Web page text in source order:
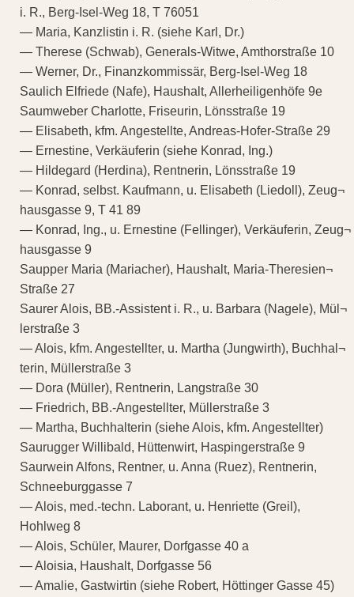
i. R., Berg-Isel-Weg 18, T 76051
— Maria, Kanzlistin i. R. (siehe Karl, Dr.)
— Therese (Schwab), Generals-Witwe, Amthorstraße 10
— Werner, Dr., Finanzkommissär, Berg-Isel-Weg 18
Saulich Elfriede (Nafe), Haushalt, Allerheiligenhöfe 9e
Saumweber Charlotte, Friseurin, Lönsstraße 19
— Elisabeth, kfm. Angestellte, Andreas-Hofer-Straße 29
— Ernestine, Verkäuferin (siehe Konrad, Ing.)
— Hildegard (Herdina), Rentnerin, Lönsstraße 19
— Konrad, selbst. Kaufmann, u. Elisabeth (Liedoll), Zeug¬
hausgasse 9, T 41 89
— Konrad, Ing., u. Ernestine (Fellinger), Verkäuferin, Zeug¬
hausgasse 9
Saupper Maria (Mariacher), Haushalt, Maria-Theresien¬
Straße 27
Saurer Alois, BB.-Assistent i. R., u. Barbara (Nagele), Mül¬
lerstraße 3
— Alois, kfm. Angestellter, u. Martha (Jungwirth), Buchhal¬
terin, Müllerstraße 3
— Dora (Müller), Rentnerin, Langstraße 30
— Friedrich, BB.-Angestellter, Müllerstraße 3
— Martha, Buchhalterin (siehe Alois, kfm. Angestellter)
Saurugger Willibald, Hüttenwirt, Haspingerstraße 9
Saurwein Alfons, Rentner, u. Anna (Ruez), Rentnerin,
Schneeburggasse 7
— Alois, med.-techn. Laborant, u. Henriette (Greil),
Hohlweg 8
— Alois, Schüler, Maurer, Dorfgasse 40 a
— Aloisia, Haushalt, Dorfgasse 56
— Amalie, Gastwirtin (siehe Robert, Höttinger Gasse 45)